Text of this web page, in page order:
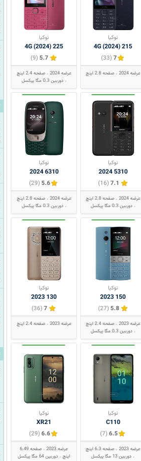
نوکیا
215 4G (2024)
7
(33)
عرضه 2024 صفحه 2.8 اینچ
نوکیا
225 4G (2024)
5.7
(9)
عرضه 2024
صفحه 2.4 اینچ
دوربین 0.3 مگا پیکسل
نوکیا
5310 2024
7.1
(16)
عرضه 2024
صفحه 2.8 اینچ
دوربین 0.3 مگا پیکسل
نوکیا
6310 2024
5.6
(29)
عرضه 2024
صفحه 2.8 اینچ
دوربین 0.3 مگا پیکسل
نوکیا
150 2023
5.8
(27)
عرضه 2023
صفحه 2.4 اینچ
دوربین 0.3 مگا پیکسل
نوکیا
130 2023
7
(36)
عرضه 2023 صفحه 2.4 اینچ
نوکیا
C110
6.5
(7)
عرضه 2023
صفحه 6.3 اینچ
دوربین 13 مگا پیکسل
نوکیا
XR21
6.6
(29)
عرضه 2023
صفحه 6.49
اینچ دوربین 64 مگا پیکسل